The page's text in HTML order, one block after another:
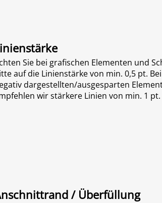
Sie bei grafischen Elementen und
auf die Linienstärke von min. 0,5 pt. Bei
dargestellten/ausgesparten
wir stärkere Linien von min. 1 pt.
/ Überfüllung